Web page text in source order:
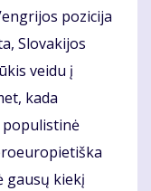
pozicija
Slovakijos
veidu į
kada
gausų kiekį